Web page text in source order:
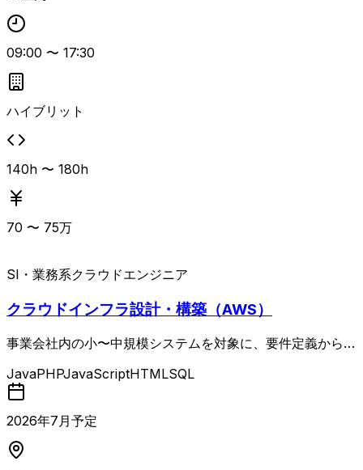
ア向けの案件です。
09:00 〜 17:30
ハイブリット
140h 〜 180h
70 〜 75万
SI・業務系クラウドエンジニア
クラウドインフラ設計・構築（AWS）
事業会社内の小〜中規模システムを対象に、要件定義から設
ジニアの案件です。 LAMP系WebサービスおよびAWSを中
心としたインフラ環境において、非機能要件定義、テストケ
ース作成・実施、障害対応などを通じて安定稼働を支える役
割を担います。 開発エンジニアや非エンジニアとも連携し
ながら、実装方針の検討やコードレビュー、エンジニアの技
JavaPHPJavaScriptHTMLSQL
2026年7月予定